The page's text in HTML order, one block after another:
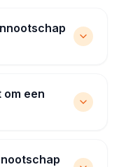
om een